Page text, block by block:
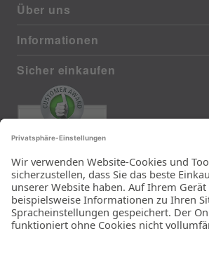
Über uns
Informationen
Sicher einkaufen
385 reviews from real customers
(last 12 months)
Total: 11283
Die Auswahl und die
Einfachheit der
Bestellung.